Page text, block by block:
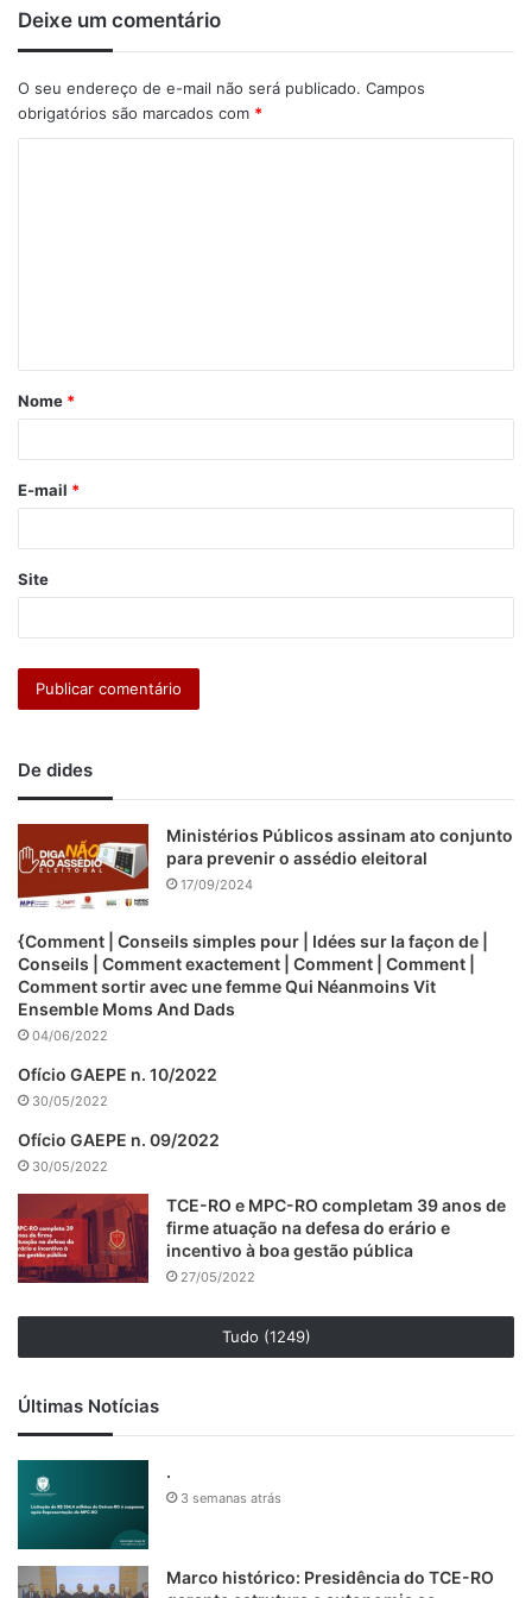
Deixe um comentário
O seu endereço de e-mail não será publicado. Campos
obrigatórios são marcados com *
á
r
*
Nome *
E-mail *
Site
De dides
Ministérios Públicos assinam ato conjunto
para prevenir o assédio eleitoral
17/09/2024
{Comment | Conseils simples pour | Idées sur la façon de |
Conseils | Comment exactement | Comment | Comment |
Comment sortir avec une femme Qui Néanmoins Vit
Ensemble Moms And Dads
04/06/2022
Ofício GAEPE n. 10/2022
30/05/2022
Ofício GAEPE n. 09/2022
30/05/2022
TCE-RO e MPC-RO completam 39 anos de
firme atuação na defesa do erário e
incentivo à boa gestão pública
27/05/2022
Tudo (1249)
Últimas Notícias
.
3 semanas atrás
Marco histórico: Presidência do TCE-RO